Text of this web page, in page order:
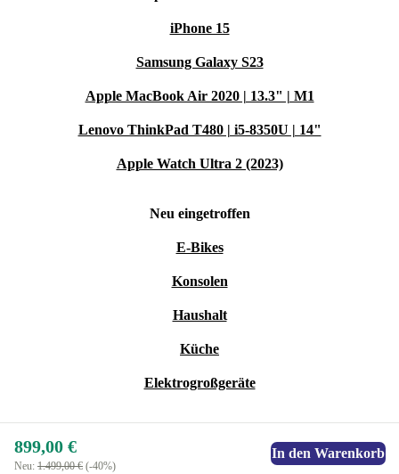
iPhone 15
Samsung Galaxy S23
Apple MacBook Air 2020 | 13.3" | M1
Lenovo ThinkPad T480 | i5-8350U | 14"
Apple Watch Ultra 2 (2023)
Neu eingetroffen
E-Bikes
Konsolen
Haushalt
Küche
Elektrogroßgeräte
899,00 €
Neu: 1.499,00 € (-40%)
In den Warenkorb